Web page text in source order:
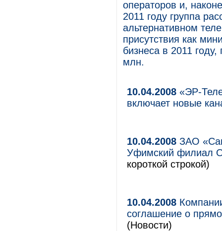
операторов и,
2011 году группа
альтернативном
присутствия как
бизнеса в 2011
млн.
10.04.2008 «ЭР-
включает новые
10.04.2008 ЗАО
Уфимский филиал
короткой строкой)
10.04.2008
соглашение о
(Новости)